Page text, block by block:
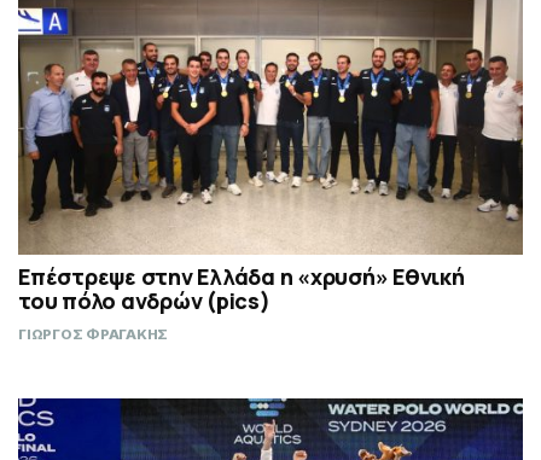
Επέστρεψε στην Ελλάδα η «χρυσή» Εθνική
του πόλο ανδρών (pics)
ΓΙΩΡΓΟΣ ΦΡΑΓΑΚΗΣ